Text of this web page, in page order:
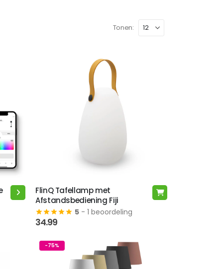
Tonen:
FlinQ Tafellamp met
Afstandsbediening Fiji
5 - 1 beoordeling
34.99
-75%